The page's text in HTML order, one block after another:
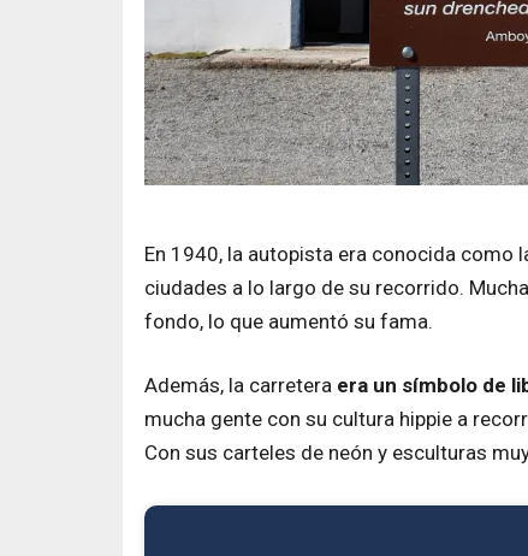
En 1940, la autopista era conocida como
ciudades a lo largo de su recorrido.
fondo, lo que aumentó su fama.
Además, la carretera era un símbolo de
mucha gente con su cultura hippie a
Con sus carteles de neón y esculturas